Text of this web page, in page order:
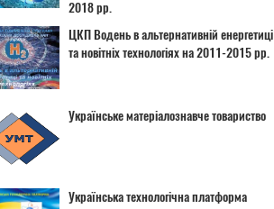
2018 рр.
ЦКП Водень в альтернативній енергетиці
та новітніх технологіях на 2011-2015 рр.
Українське матеріалознавче товариство
Українська технологічна платформа